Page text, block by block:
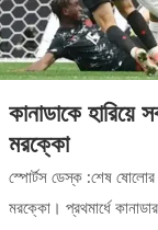
কানাডাকে হারিয়ে
মরক্কো
স্পোর্টস ডেস্ক :শেষ ষোলোর
মরক্কো। প্রথমার্ধে